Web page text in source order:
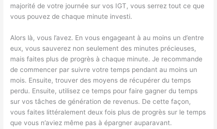
majorité de votre journée sur vos IGT, vous serrez tout ce que
vous pouvez de chaque minute investi.
Alors là, vous l’avez. En vous engageant à au moins un d’entre
eux, vous sauverez non seulement des minutes précieuses,
mais faites plus de progrès à chaque minute. Je recommande
de commencer par suivre votre temps pendant au moins un
mois. Ensuite, trouver des moyens de récupérer du temps
perdu. Ensuite, utilisez ce temps pour faire gagner du temps
sur vos tâches de génération de revenus. De cette façon,
vous faites littéralement deux fois plus de progrès sur le temps
que vous n’aviez même pas à épargner auparavant.